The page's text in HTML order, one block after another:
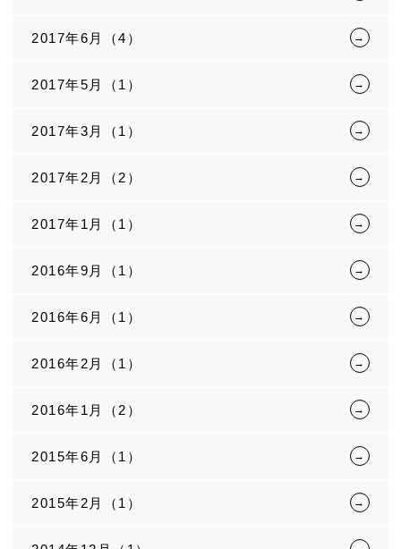
2017年6月（4）
2017年5月（1）
2017年3月（1）
2017年2月（2）
2017年1月（1）
2016年9月（1）
2016年6月（1）
2016年2月（1）
2016年1月（2）
2015年6月（1）
2015年2月（1）